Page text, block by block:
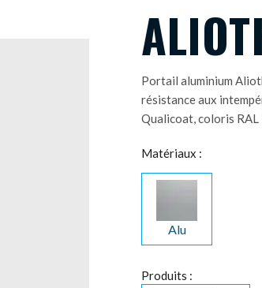
Portail aluminium
résistance aux
Qualicoat, coloris
Matériaux :
Alu
Produits :